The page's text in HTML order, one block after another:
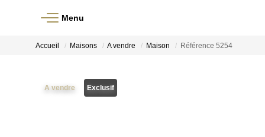
Menu
Accueil Maisons A vendre Maison Référence 5254
A vendre Exclusif